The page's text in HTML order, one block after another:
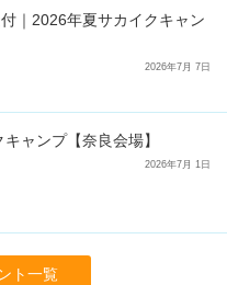
｜2026年夏サカイクキャン
2026年7月 7日
ャンプ【奈良会場】
2026年7月 1日
ト一覧